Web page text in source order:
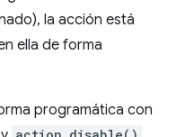
la acción está
ella de forma
programática con